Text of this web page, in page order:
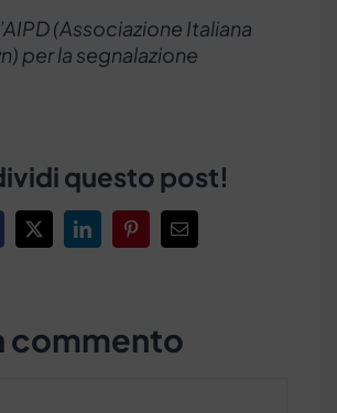
(Associazione Italiana
per la segnalazione
questo post!
X LinkedInPinterestEmail
commento